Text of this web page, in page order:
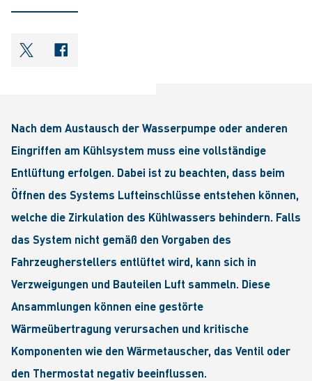
shareOntwitter
shareOnfacebook
Nach dem Austausch der Wasserpumpe oder anderen
Eingriffen am Kühlsystem muss eine vollständige
Entlüftung erfolgen. Dabei ist zu beachten, dass beim
Öffnen des Systems Lufteinschlüsse entstehen können,
welche die Zirkulation des Kühlwassers behindern. Falls
das System nicht gemäß den Vorgaben des
Fahrzeugherstellers entlüftet wird, kann sich in
Verzweigungen und Bauteilen Luft sammeln. Diese
Ansammlungen können eine gestörte
Wärmeübertragung verursachen und kritische
Komponenten wie den Wärmetauscher, das Ventil oder
den Thermostat negativ beeinflussen.